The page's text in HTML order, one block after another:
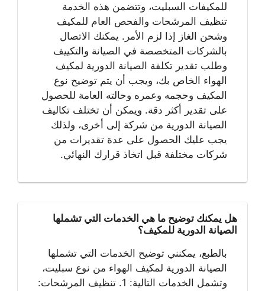
للمكيفات السبليت، وتتضمن هذه الخدمة
تنظيف المرشحات والفحص العام للمكيف
وشحن الغاز إذا لزم الأمر. يمكنك الاتصال
بالشركات المتخصصة في الصيانة والتكييف
وطلب تقدير تكلفة الصيانة الدورية لمكيف
الهواء الخاص بك، ويجب أن يتم توضيح نوع
المكيف وحجمه وعمره وحالته العامة للحصول
على تقدير أكثر دقة. ويمكن أن تختلف تكاليف
الصيانة الدورية من شركة إلى أخرى، ولذلك
يجب عليك الحصول على عدة تقديرات من
شركات مختلفة قبل اتخاذ قرارك النهائي.
هل يمكنك توضيح ما هي الخدمات التي تشملها
الصيانة الدورية للمكيف؟
بالطبع، يمكنني توضيح الخدمات التي تشملها
الصيانة الدورية لمكيف الهواء من نوع سبليت،
وتشمل الخدمات التالية: 1. تنظيف المرشحات: